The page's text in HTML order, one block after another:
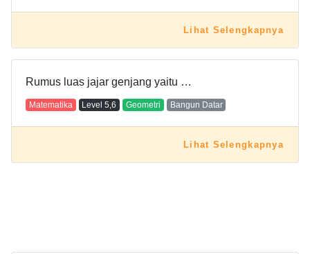
Lihat Selengkapnya
Rumus luas jajar genjang yaitu …
Matematika Level 5,6 Geometri Bangun Datar
Lihat Selengkapnya